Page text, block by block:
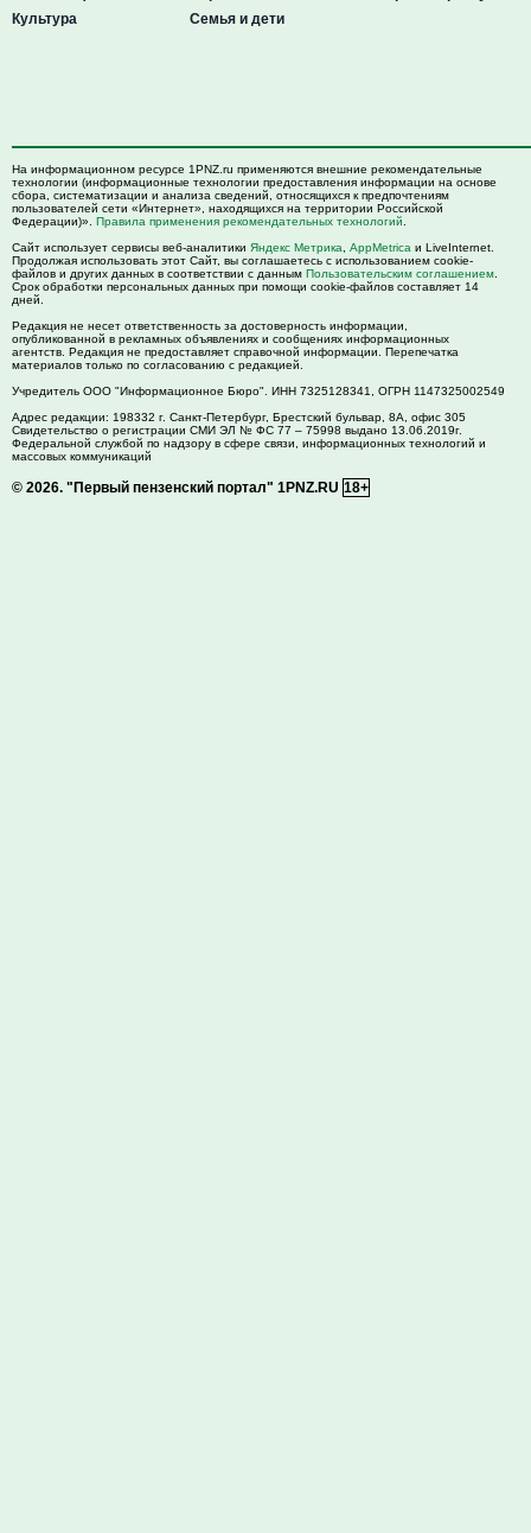
Культура
Семья и дети
На информационном ресурсе 1PNZ.ru применяются внешние рекомендательные
технологии (информационные технологии предоставления информации на основе
сбора, систематизации и анализа сведений, относящихся к предпочтениям
пользователей сети «Интернет», находящихся на территории Российской
Федерации)». Правила применения рекомендательных технологий
Сайт использует сервисы веб-аналитики Яндекс Метрика AppMetrica и LiveInternet.
Продолжая использовать этот Сайт, вы соглашаетесь с использованием cookie-
файлов и других данных в соответствии с данным Пользовательским соглашением
Срок обработки персональных данных при помощи cookie-файлов составляет 14
дней.
Редакция не несет ответственность за достоверность информации,
опубликованной в рекламных объявлениях и сообщениях информационных
агентств. Редакция не предоставляет справочной информации. Перепечатка
материалов только по согласованию с редакцией.
Учредитель ООО "Информационное Бюро". ИНН 7325128341, ОГРН 1147325002549
Адрес редакции: 198332 г. Санкт-Петербург, Брестский бульвар, 8А, офис 305
Свидетельство о регистрации СМИ ЭЛ № ФС 77 – 75998 выдано 13.06.2019г.
Федеральной службой по надзору в сфере связи, информационных технологий и
массовых коммуникаций
© 2026. "Первый пензенский портал" 1PNZ.RU 18+